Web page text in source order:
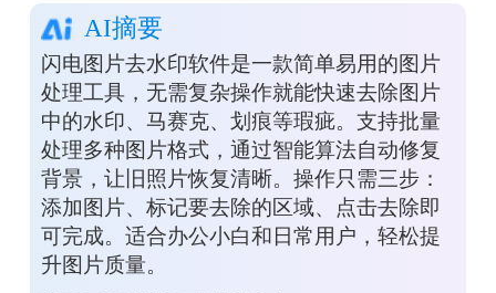
印跟日期等功能，让您轻松
摆脱图片水印！
AI摘要
闪电图片去水印软件是一款简单易用的图片
处理工具，无需复杂操作就能快速去除图片
中的水印、马赛克、划痕等瑕疵。支持批量
处理多种图片格式，通过智能算法自动修复
背景，让旧照片恢复清晰。操作只需三步：
添加图片、标记要去除的区域、点击去除即
可完成。适合办公小白和日常用户，轻松提
升图片质量。